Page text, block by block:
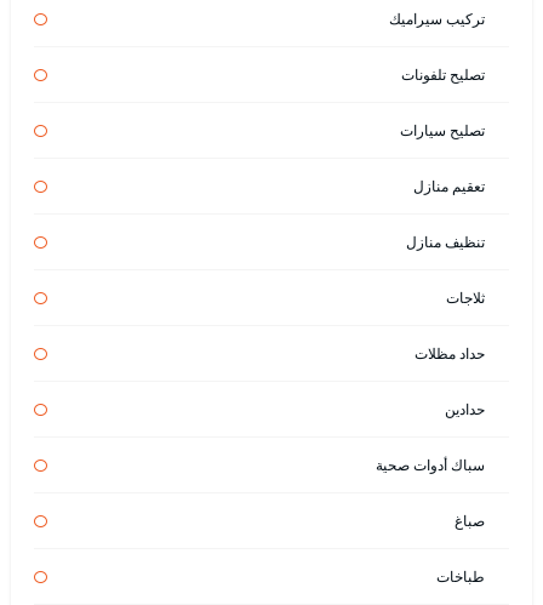
تركيب سيراميك
تصليح تلفونات
تصليح سيارات
تعقيم منازل
تنظيف منازل
ثلاجات
حداد مظلات
حدادين
سباك أدوات صحية
صباغ
طباخات